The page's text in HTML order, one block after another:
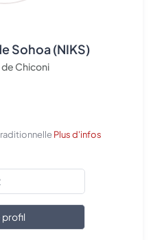
Sohoa (NIKS)
Chiconi
Plus d'infos
profil